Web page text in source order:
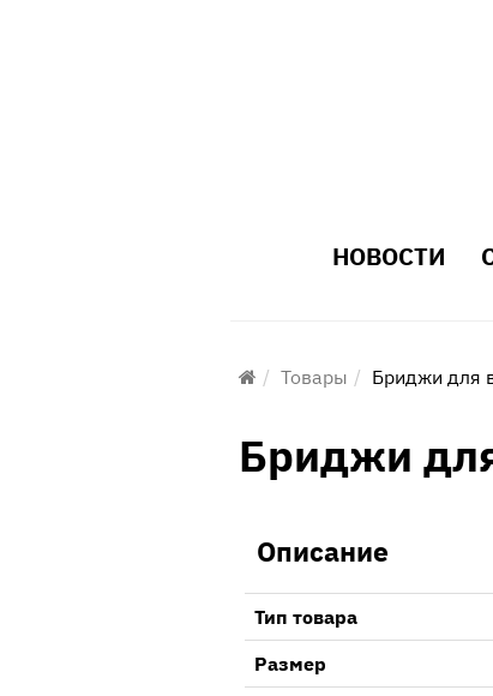
НОВОСТИ
Товары Бриджи для
Бриджи
Описание
Тип товара
Размер